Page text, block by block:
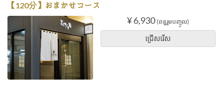
【120分】おまかせコース
¥ 6,930 (ពន្ធរួមបញ្ចូល)
ជ្រើសរើស